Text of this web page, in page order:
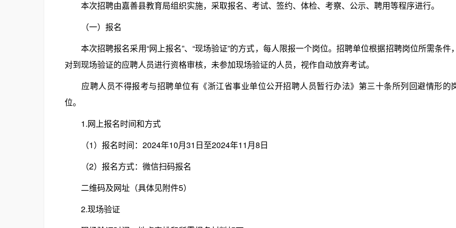
本次招聘由嘉善县教育局组织实施，采取报名、考试、签约、体检、考察、公示、聘用等程序进行。
（一）报名
本次招聘报名采用“网上报名”、“现场验证”的方式，每人限报一个岗位。招聘单位根据招聘岗位所需条件
对到现场验证的应聘人员进行资格审核，未参加现场验证的人员，视作自动放弃考试。
应聘人员不得报考与招聘单位有《浙江省事业单位公开招聘人员暂行办法》第三十条所列回避情形的
位。
1.网上报名时间和方式
（1）报名时间：2024年10月31日至2024年11月8日
（2）报名方式：微信扫码报名
二维码及网址（具体见附件5）
2.现场验证